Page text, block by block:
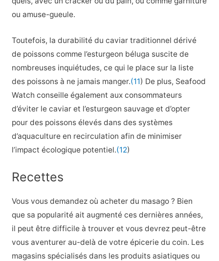
ou amuse-gueule.
Toutefois, la durabilité du caviar traditionnel dérivé
de poissons comme l’esturgeon béluga suscite de
nombreuses inquiétudes, ce qui le place sur la liste
des poissons à ne jamais manger.(11) De plus, Seafood
Watch conseille également aux consommateurs
d’éviter le caviar et l’esturgeon sauvage et d’opter
pour des poissons élevés dans des systèmes
d’aquaculture en recirculation afin de minimiser
l’impact écologique potentiel.(12)
Recettes
Vous vous demandez où acheter du masago ? Bien
que sa popularité ait augmenté ces dernières années,
il peut être difficile à trouver et vous devrez peut-être
vous aventurer au-delà de votre épicerie du coin. Les
magasins spécialisés dans les produits asiatiques ou